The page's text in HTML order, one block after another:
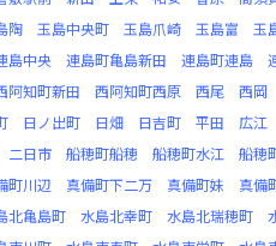
陶 玉島中央町 玉島爪崎 玉島富 玉
島中央 連島町亀島新田 連島町連島
阿知町新田 西阿知町西原 西尾 西岡
日ノ出町 日畑 日吉町 平田 広江
二日市 船穂町船穂 船穂町水江 船穂
町川辺 真備町下二万 真備町妹 真備
北亀島町 水島北幸町 水島北瑞穂町